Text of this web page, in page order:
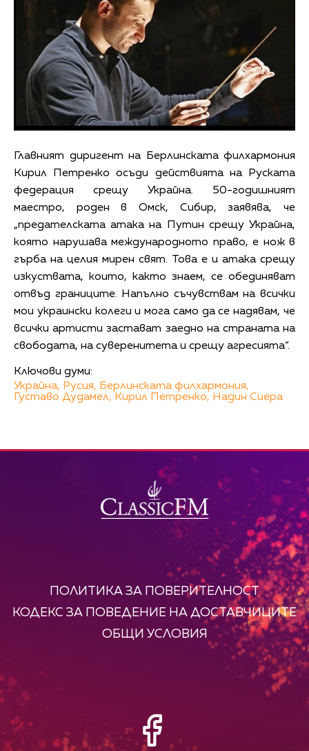
Главният диригент на Берлинската филхармония
Кирил Петренко осъди действията на Руската
федерация срещу Украйна. 50-годишният
маестро, роден в Омск, Сибир, заявява, че
„предателската атака на Путин срещу Украйна,
която нарушава международното право, е нож в
гърба на целия мирен свят. Това е и атака срещу
изкуствата, които, както знаем, се обединяват
отвъд границите. Напълно съчувствам на всички
мои украински колеги и мога само да се надявам, че
всички артисти застават заедно на страната на
свободата, на суверенитета и срещу агресията“.
Ключови думи:
Украйна, Русия, Берлинската филхармония,
Густаво Дудамел, Кирил Петренко, Надин Сиера
ПОЛИТИКА ЗА ПОВЕРИТЕЛНОСТ
КОДЕКС ЗА ПОВЕДЕНИЕ НА ДОСТАВЧИЦИТЕ
ОБЩИ УСЛОВИЯ